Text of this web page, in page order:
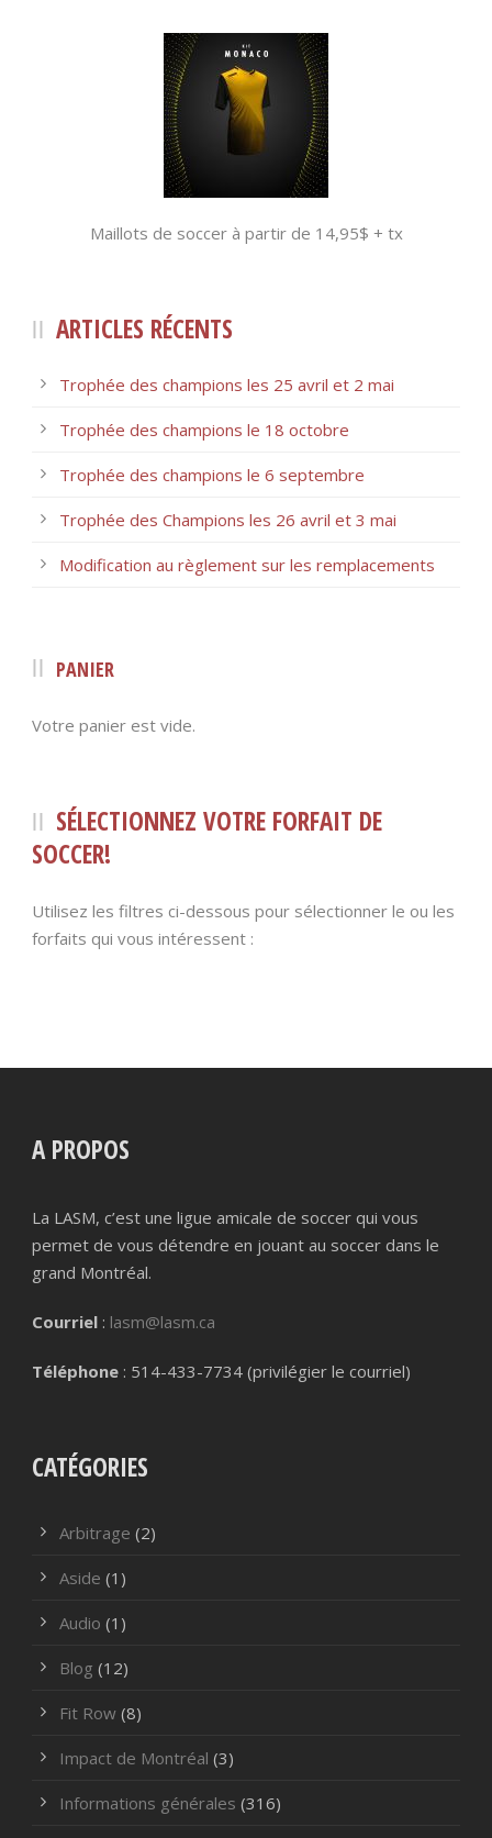
Maillots de soccer à partir de 14,95$ + tx
ARTICLES RÉCENTS
Trophée des champions les 25 avril et 2 mai
Trophée des champions le 18 octobre
Trophée des champions le 6 septembre
Trophée des Champions les 26 avril et 3 mai
Modification au règlement sur les remplacements
PANIER
Votre panier est vide.
SÉLECTIONNEZ VOTRE FORFAIT DE
SOCCER!
Utilisez les filtres ci-dessous pour sélectionner le ou les
forfaits qui vous intéressent :
A PROPOS
La LASM, c’est une ligue amicale de soccer qui vous
permet de vous détendre en jouant au soccer dans le
grand Montréal.
Courriel : lasm@lasm.ca
Téléphone : 514-433-7734 (privilégier le courriel)
CATÉGORIES
Arbitrage (2)
Aside (1)
Audio (1)
Blog (12)
Fit Row (8)
Impact de Montréal (3)
Informations générales (316)